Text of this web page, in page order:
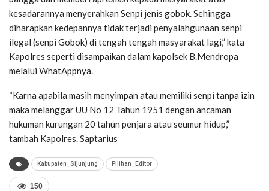
kesadarannya menyerahkan Senpi jenis gobok. Sehingga
diharapkan kedepannya tidak terjadi penyalahgunaan senpi
ilegal (senpi Gobok) di tengah tengah masyarakat lagi,” kata
Kapolres seperti disampaikan dalam kapolsek B.Mendropa
melalui WhatAppnya.
“Karna apabila masih menyimpan atau memiliki senpi tanpa izin
maka melanggar UU No 12 Tahun 1951 dengan ancaman
hukuman kurungan 20 tahun penjara atau seumur hidup,”
tambah Kapolres. Saptarius
Kabupaten_Sijunjung Pilihan_Editor
150